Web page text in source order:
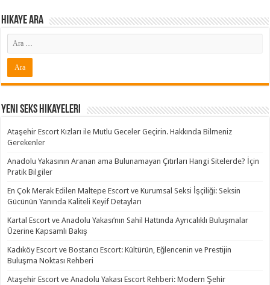
Hikaye ARA
Yeni Seks Hikayeleri
Ataşehir Escort Kızları ile Mutlu Geceler Geçirin. Hakkında Bilmeniz
Gerekenler
Anadolu Yakasının Aranan ama Bulunamayan Çıtırları Hangi Sitelerde? İçin
Pratik Bilgiler
En Çok Merak Edilen Maltepe Escort ve Kurumsal Seksi İşçiliği: Seksin
Gücünün Yanında Kaliteli Keyif Detayları
Kartal Escort ve Anadolu Yakası’nın Sahil Hattında Ayrıcalıklı Buluşmalar
Üzerine Kapsamlı Bakış
Kadıköy Escort ve Bostancı Escort: Kültürün, Eğlencenin ve Prestijin
Buluşma Noktası Rehberi
Ataşehir Escort ve Anadolu Yakası Escort Rehberi: Modern Şehir